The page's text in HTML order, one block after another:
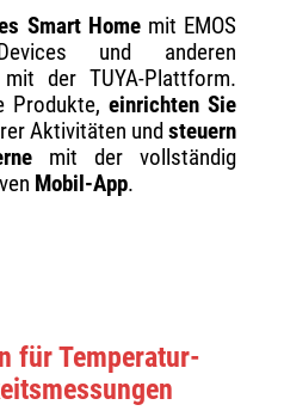
Smart Homemit EMOS
und anderen
der TUYA-Plattform.
Produkte, einrichten Sie
Aktivitäten und steuern
mit der vollständig
Mobil-App.
für Temperatur-